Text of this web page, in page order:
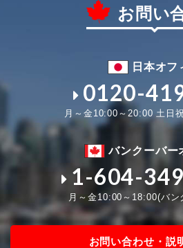
お問い
日本オフ
0120-
月～金10:00～20:00 土日
バンクーバー
1-604-
月～金10:00～18:00(バン
お問い合わせ・説